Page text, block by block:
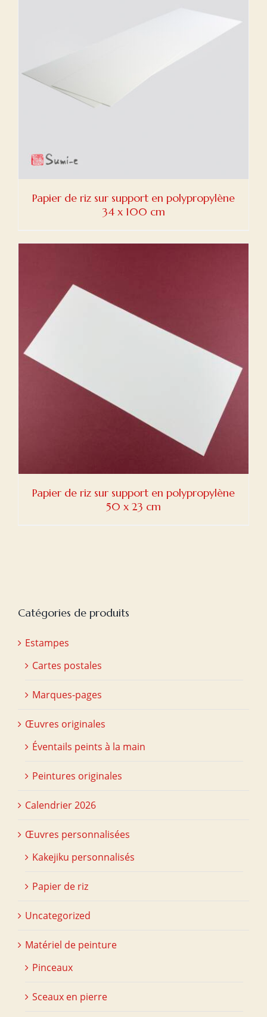
Papier de riz sur support en polypropylène
34 x 100 cm
Papier de riz sur support en polypropylène
50 x 23 cm
Catégories de produits
Estampes
Cartes postales
Marques-pages
Œuvres originales
Éventails peints à la main
Peintures originales
Calendrier 2026
Œuvres personnalisées
Kakejiku personnalisés
Papier de riz
Uncategorized
Matériel de peinture
Pinceaux
Sceaux en pierre